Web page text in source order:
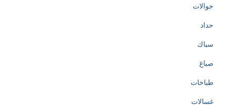
جوالات
حداد
سباك
صباغ
طباخات
غسالات